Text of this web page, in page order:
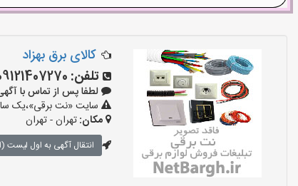
کالای برق بهزاد
تلفن:
لطفا پس از تماس با آگهی
سایت «نت برقی»،یک
مکان:تهران - تهران
انتقال آگهی به اول لیست